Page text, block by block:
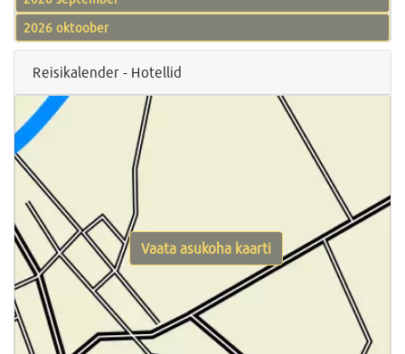
2026 oktoober
Reisikalender - Hotellid
Vaata asukoha kaarti